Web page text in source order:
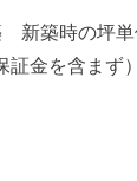
新築時の坪
金を含まず）